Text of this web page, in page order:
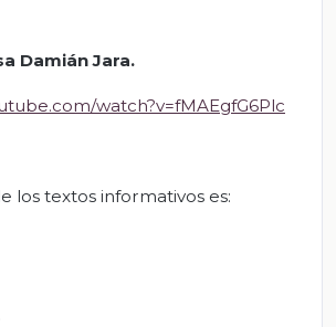
Damián Jara.
watch?v=fMAEgfG6Plc
los textos informativos es: